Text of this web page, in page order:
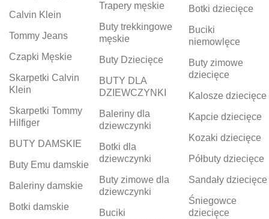
Calvin Klein
Tommy Jeans
Czapki Męskie
Skarpetki Calvin
Klein
Skarpetki Tommy
Hilfiger
BUTY DAMSKIE
Buty Emu damskie
Baleriny damskie
Botki damskie
Trapery męskie
Buty trekkingowe
męskie
Buty Dziecięce
BUTY DLA
DZIEWCZYNKI
Baleriny dla
dziewczynki
Botki dla
dziewczynki
Buty zimowe dla
dziewczynki
Buciki
Botki dziecięce
Buciki
niemowlęce
Buty zimowe
dziecięce
Kalosze dziecięce
Kapcie dziecięce
Kozaki dziecięce
Półbuty dziecięce
Sandały dziecięce
Śniegowce
dziecięce